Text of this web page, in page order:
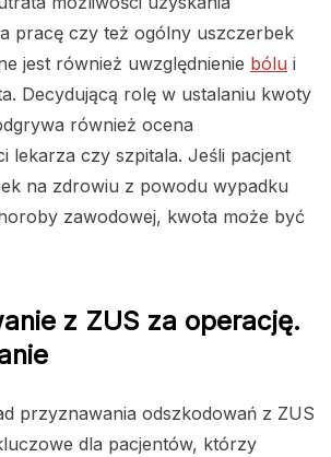
pracę czy też ogólny uszczerbek
jest również uwzględnienie bólu i
Decydującą rolę w ustalaniu kwoty
również ocena
lekarza czy szpitala. Jeśli pacjent
na zdrowiu z powodu wypadku
zawodowej, kwota może być
z ZUS za operację.
przyznawania odszkodowań z ZUS
dla pacjentów, którzy